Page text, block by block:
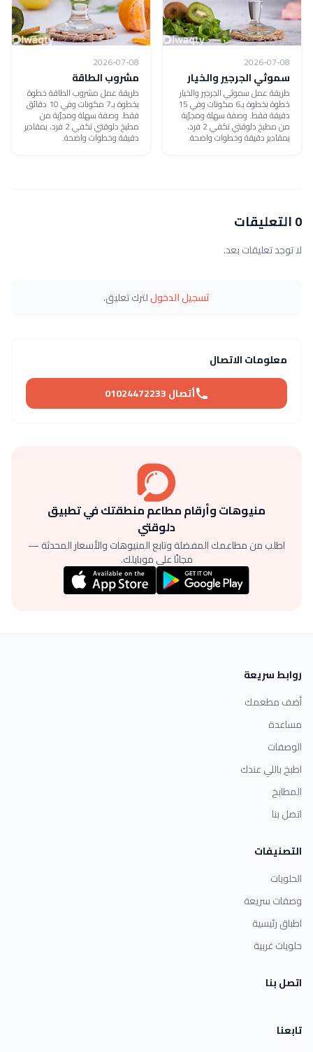
2026-07-08
سموثي الجرجير والخيار
طريقة عمل سموثي الجرجير والخيار
خطوة بخطوة بـ6 مكونات وفي 15
دقيقة فقط. وصفة سهلة ومجرّبة
من مطبخ دلوقتي تكفي 2 فرد،
بمقادير دقيقة وخطوات واضحة.
2026-07-08
مشروب الطاقة
طريقة عمل مشروب الطاقة خطوة
بخطوة بـ7 مكونات وفي 10 دقائق
فقط. وصفة سهلة ومجرّبة من
مطبخ دلوقتي تكفي 2 فرد، بمقادير
دقيقة وخطوات واضحة.
0 التعليقات
لا توجد تعليقات بعد.
تسجيل الدخوللترك تعليق.
معلومات الاتصال
أتصال 01024472233
منيوهات وأرقام مطاعم منطقتك في تطبيق
دلوقتي
اطلب من مطاعمك المفضلة وتابع المنيوهات والأسعار المحدثة —
مجانًا على موبايلك.
روابط سريعة
أضف مطعمك
مساعدة
الوصفات
اطبخ باللي عندك
المطابخ
اتصل بنا
التصنيفات
الحلويات
وصفات سريعة
اطباق رئيسية
حلويات غربية
اتصل بنا
تابعنا